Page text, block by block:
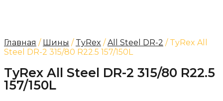
Главная / Шины / TyRex /All Steel DR-2 / TyRex All
Steel DR-2 315/80 R22.5 157/150L
TyRex All Steel DR-2 315/80 R22.5
157/150L